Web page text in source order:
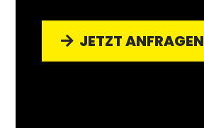
JETZT ANFRAGEN